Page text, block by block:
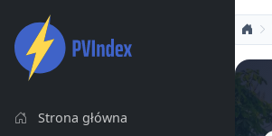
Strona główna